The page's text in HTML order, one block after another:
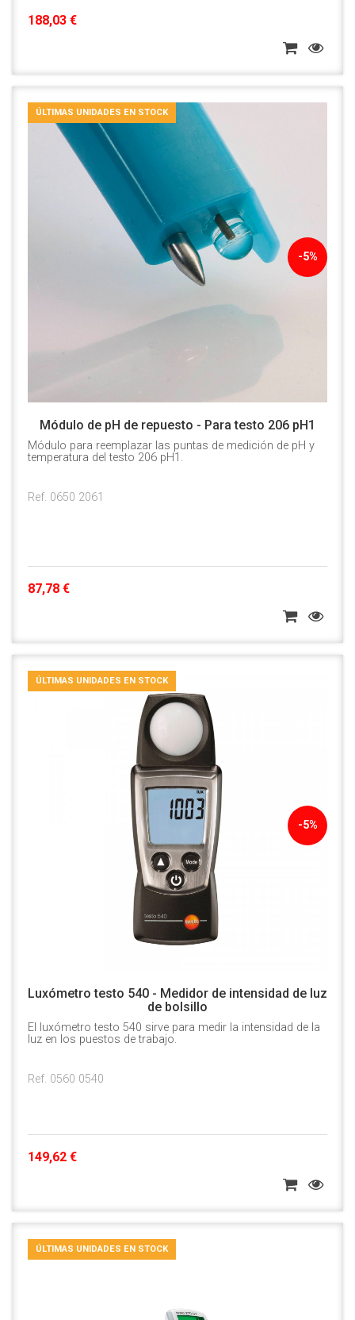
188,03 €
-5%
ÚLTIMAS UNIDADES EN STOCK
Módulo de pH de repuesto - Para testo 206 pH1
Módulo para reemplazar las puntas de medición de pH y
temperatura del testo 206 pH1.
Ref. 0650 2061
87,78 €
-5%
ÚLTIMAS UNIDADES EN STOCK
Luxómetro testo 540 - Medidor de intensidad de luz
de bolsillo
El luxómetro testo 540 sirve para medir la intensidad de la
luz en los puestos de trabajo.
Ref. 0560 0540
149,62 €
ÚLTIMAS UNIDADES EN STOCK